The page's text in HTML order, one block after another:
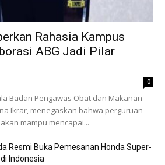
Rahasia Kampus
ABG Jadi Pilar
0
Badan Pengawas Obat dan Makanan
Ikrar, menegaskan bahwa perguruan
mampu mencapai...
Resmi Buka Pemesanan Honda Super-
di Indonesia